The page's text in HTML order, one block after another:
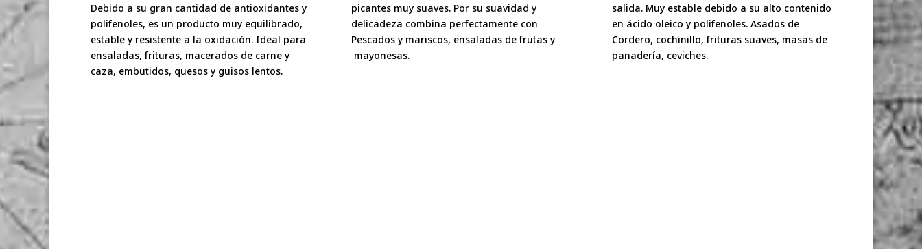
Debido a su gran cantidad de antioxidantes y
polifenoles, es un producto muy equilibrado,
estable y resistente a la oxidación. Ideal para
ensaladas, frituras, macerados de carne y
caza, embutidos, quesos y guisos lentos.
picantes muy suaves. Por su suavidad y
delicadeza combina perfectamente con
Pescados y mariscos, ensaladas de frutas y
mayonesas.
salida. Muy estable debido a su alto contenido
en ácido oleico y polifenoles. Asados de
Cordero, cochinillo, frituras suaves, masas de
panadería, ceviches.